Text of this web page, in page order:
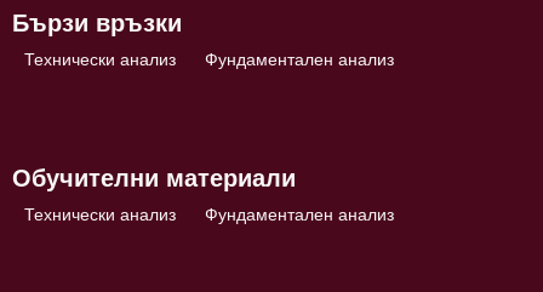
Бързи връзки
Технически анализ Фундаментален анализ
Обучителни материали
Технически анализ Фундаментален анализ